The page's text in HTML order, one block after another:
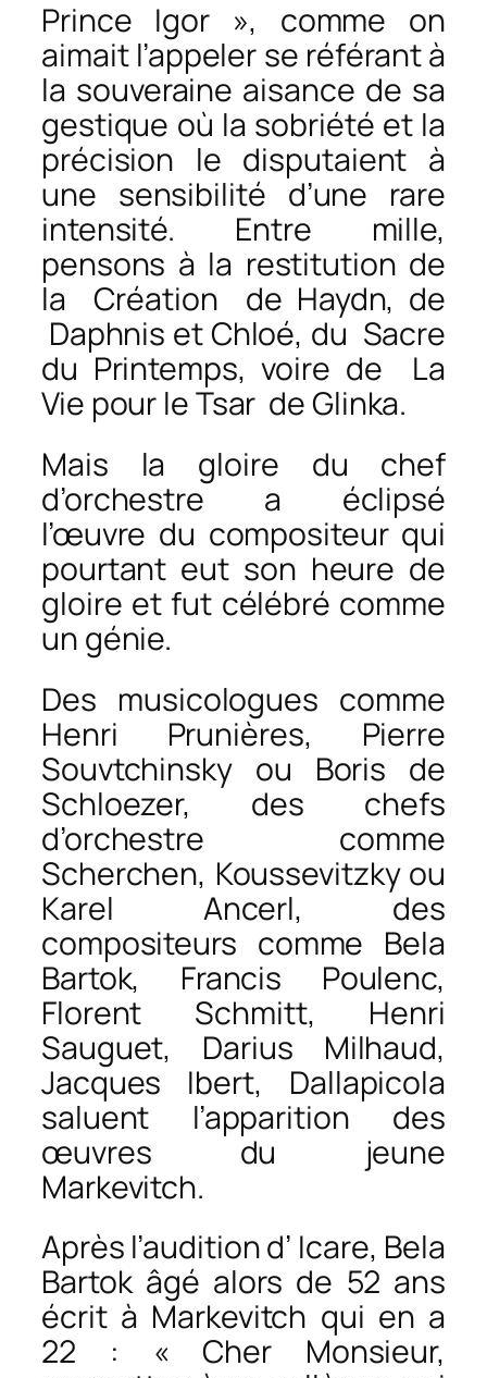
Prince Igor », comme on
aimait l’appeler se référant à
la souveraine aisance de sa
gestique où la sobriété et la
précision le disputaient à
une sensibilité d’une rare
intensité. Entre mille,
pensons à la restitution de
laCréation de Haydn, de
Daphnis et Chloé, du Sacre
du Printemps, voire de La
Vie pour le Tsar de Glinka.
Mais la gloire du chef
d’orchestre a éclipsé
l’œuvre du compositeur qui
pourtant eut son heure de
gloire et fut célébré comme
un génie.
Des musicologues comme
Henri Prunières, Pierre
Souvtchinsky ou Boris de
Schloezer, des chefs
d’orchestre comme
Scherchen, Koussevitzky ou
Karel Ancerl, des
compositeurs comme Bela
Bartok, Francis Poulenc,
Florent Schmitt, Henri
Sauguet, Darius Milhaud,
Jacques Ibert, Dallapicola
saluent l’apparition des
œuvres du jeune
Markevitch.
Après l’audition d’ Icare, Bela
Bartok âgé alors de 52 ans
écrit à Markevitch qui en a
22 : « Cher Monsieur,